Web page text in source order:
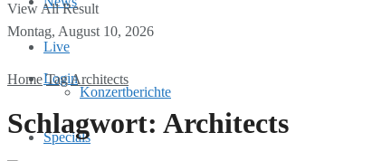
Montag, August 10, 2026
Login
Live
Konzertberichte
Specials
View All Result
Home TagArchitects
Schlagwort: Architects